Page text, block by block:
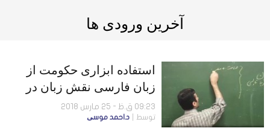
آخرین ورودی ها
استفاده ابزاری حکومت از
زبان فارسی نقش زبان در
صدور فرهنگ و انقلاب
09:23 ق.ظ - 25 مارس 2018
توسط د.احمد موسی